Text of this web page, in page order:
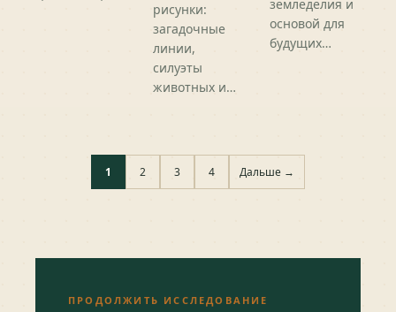
рисунки:
загадочные
линии,
силуэты
животных и…
земледелия и
основой для
будущих…
1 2 3 4 Дальше →
ПРОДОЛЖИТЬ ИССЛЕДОВАНИЕ